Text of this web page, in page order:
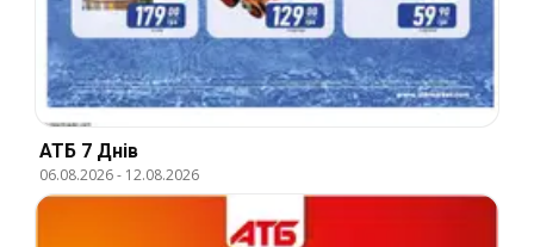
АТБ 7 Днів
06.08.2026- 12.08.2026